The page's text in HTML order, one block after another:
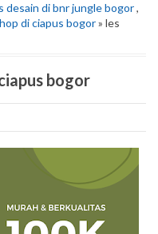
desain di bnr jungle bogor,
di ciapus bogor» les
bogor